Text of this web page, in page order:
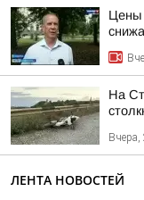
Цены
На
ЛЕНТА НОВОСТЕЙ